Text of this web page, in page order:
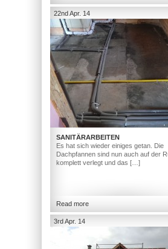
22nd Apr. 14
SANITÄRARBEITEN
Es hat sich wieder einiges getan. Die
Dachpfannen sind nun auch auf der
komplett verlegt und das […]
Read more
3rd Apr. 14